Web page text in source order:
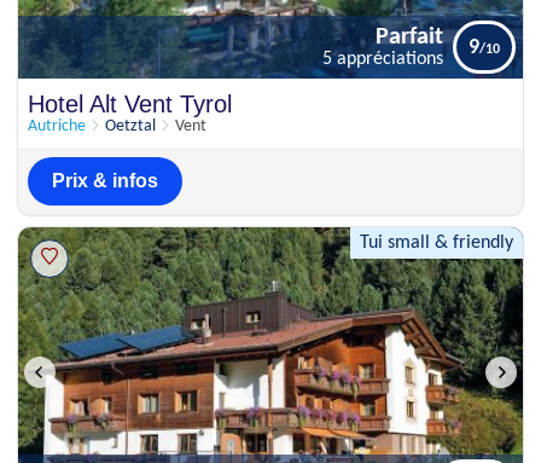
Hotel Alt Vent Tyrol
Autriche Oetztal Vent
Parfait
5 appréciations
9
Prix & infos
Tui small & friendly